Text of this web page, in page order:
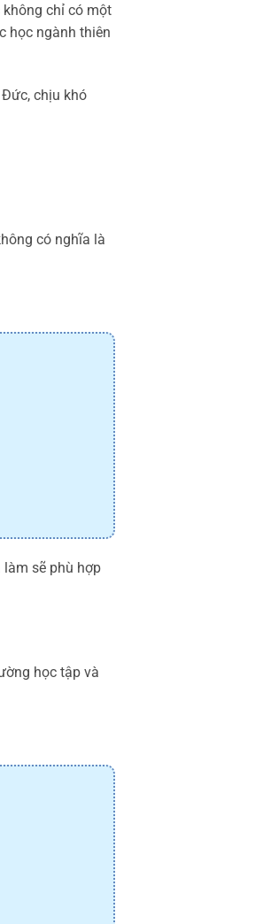
chỉ có một
học ngành thiên
chịu khó
có nghĩa là
sẽ phù hợp
học tập và